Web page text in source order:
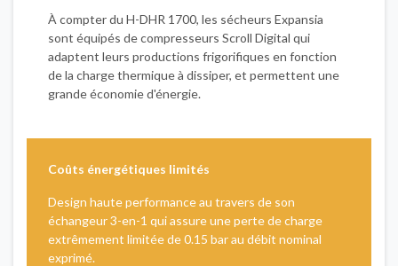
À compter du H-DHR 1700, les sécheurs Expansia
sont équipés de compresseurs Scroll Digital qui
adaptent leurs productions frigorifiques en fonction
de la charge thermique à dissiper, et permettent une
grande économie d'énergie.
Coûts énergétiques limités
Design haute performance au travers de son
échangeur 3-en-1 qui assure une perte de charge
extrêmement limitée de 0.15 bar au débit nominal
exprimé.